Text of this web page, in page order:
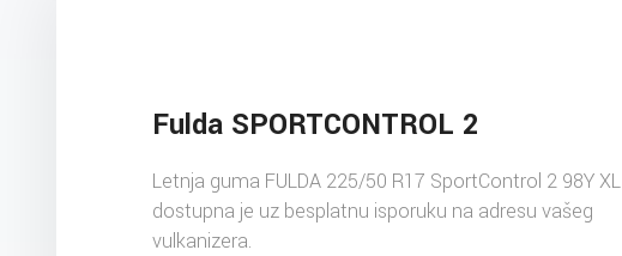
Fulda SPORTCONTROL 2
Letnja guma FULDA 225/50 R17 SportControl 2 98Y XL
dostupna je uz besplatnu isporuku na adresu vašeg
vulkanizera.